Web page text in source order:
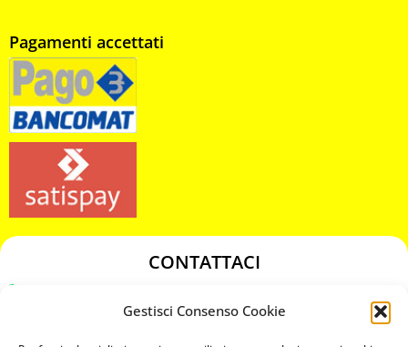
Gestisci Consenso Cookie
Pagamenti accettati
CONTATTACI